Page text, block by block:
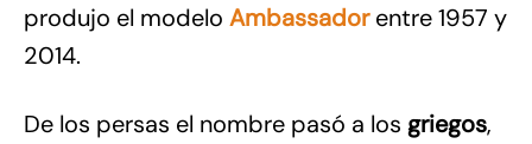
produjo el modelo Ambassadorentre 1957 y
2014.
De los persas el nombre pasó a los griegos,